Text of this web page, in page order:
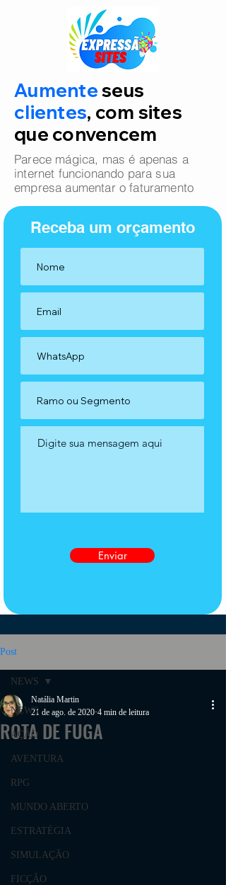
Aumenteseus
clientes, com sites
que convencem
Parece mágica, mas é apenas a
internet funcionando para sua
empresa aumentar o faturamento
Receba um orçamento
Enviar
Post
NEWS
AÇÃO
AVENTURA
RPG
MUNDO ABERTO
ESTRATÉGIA
SIMULAÇÃO
FICÇÃO
NEWS
ROTA DE FUGA
Natália Martin
21 de ago. de 2020 4 min de leitura